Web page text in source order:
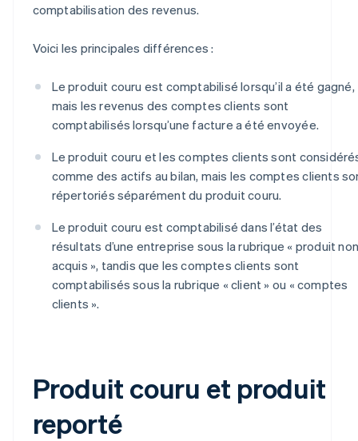
comptabilisation des revenus.
Voici les principales différences :
Le produit couru est comptabilisé lorsqu’il a été gagné,
mais les revenus des comptes clients sont
comptabilisés lorsqu’une facture a été envoyée.
Le produit couru et les comptes clients sont
comme des actifs au bilan, mais les comptes clients
répertoriés séparément du produit couru.
Le produit couru est comptabilisé dans l’état des
résultats d’une entreprise sous la rubrique « produit non
acquis », tandis que les comptes clients sont
comptabilisés sous la rubrique « client » ou « comptes
clients ».
Produit couru et produit
reporté